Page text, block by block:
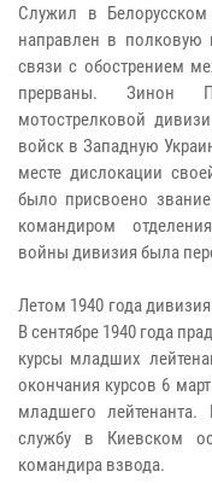
Служил в
направлен в
связи с обострением
прерваны. Зинон
мотострелковой
войск в Западную
месте дислокации
было присвоено
командиром
войны дивизия была
Летом 1940 года
В сентябре 1940 года
курсы младших
окончания курсов 6
младшего
службу в Киевском
командира взвода.